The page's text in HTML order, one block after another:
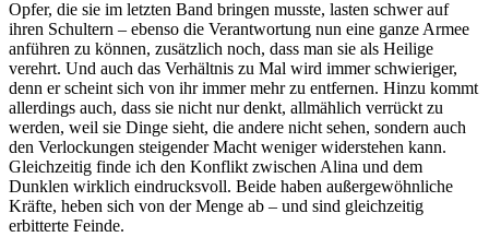
Opfer, die sie im letzten Band bringen musste, lasten schwer auf
ihren Schultern – ebenso die Verantwortung nun eine ganze Armee
anführen zu können, zusätzlich noch, dass man sie als Heilige
verehrt. Und auch das Verhältnis zu Mal wird immer schwieriger,
denn er scheint sich von ihr immer mehr zu entfernen. Hinzu kommt
allerdings auch, dass sie nicht nur denkt, allmählich verrückt zu
werden, weil sie Dinge sieht, die andere nicht sehen, sondern auch
den Verlockungen steigender Macht weniger widerstehen kann.
Gleichzeitig finde ich den Konflikt zwischen Alina und dem
Dunklen wirklich eindrucksvoll. Beide haben außergewöhnliche
Kräfte, heben sich von der Menge ab – und sind gleichzeitig
erbitterte Feinde.